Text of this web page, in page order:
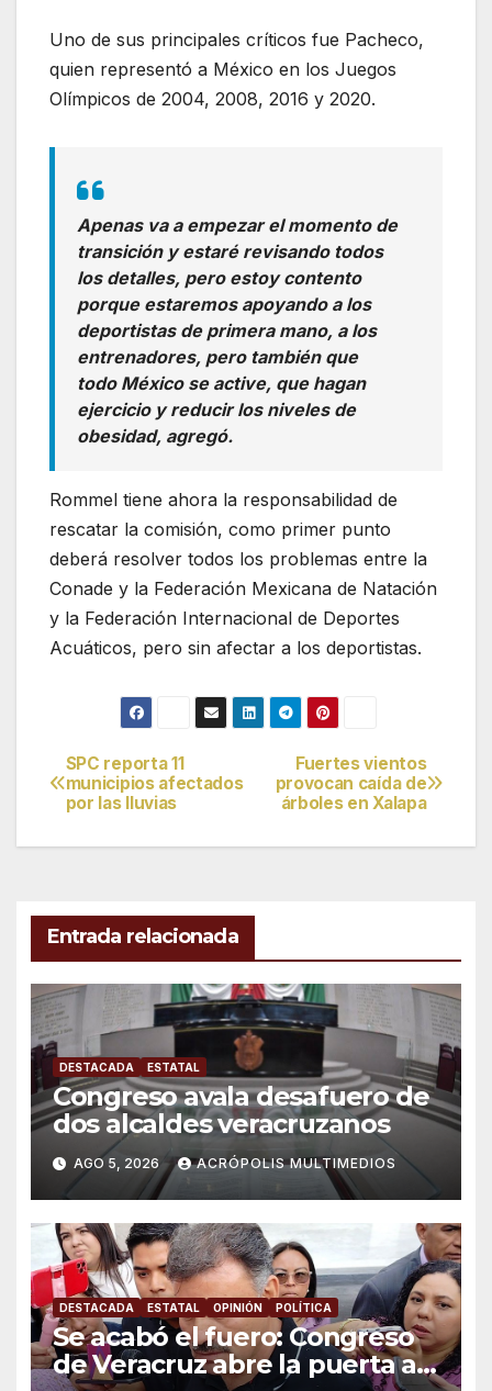
Uno de sus principales críticos fue Pacheco,
quien representó a México en los Juegos
Olímpicos de 2004, 2008, 2016 y 2020.
Apenas va a empezar el momento de
transición y estaré revisando todos
los detalles, pero estoy contento
porque estaremos apoyando a los
deportistas de primera mano, a los
entrenadores, pero también que
todo México se active, que hagan
ejercicio y reducir los niveles de
obesidad, agregó.
Rommel tiene ahora la responsabilidad de
rescatar la comisión, como primer punto
deberá resolver todos los problemas entre la
Conade y la Federación Mexicana de Natación
y la Federación Internacional de Deportes
Acuáticos, pero sin afectar a los deportistas.
Navegación
de
Fuertes vientos
provocan caída de
árboles en Xalapa
SPC reporta 11
municipios afectados
por las lluvias
Entrada relacionada
DESTACADA ESTATAL
Congreso avala desafuero de
dos alcaldes veracruzanos
AGO 5, 2026 ACRÓPOLIS MULTIMEDIOS
DESTACADA ESTATAL OPINIÓN POLÍTICA
Se acabó el fuero: Congreso
de Veracruz abre la puerta a